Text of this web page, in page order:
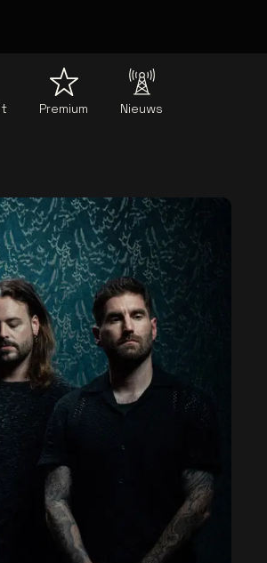
Premium Nieuws